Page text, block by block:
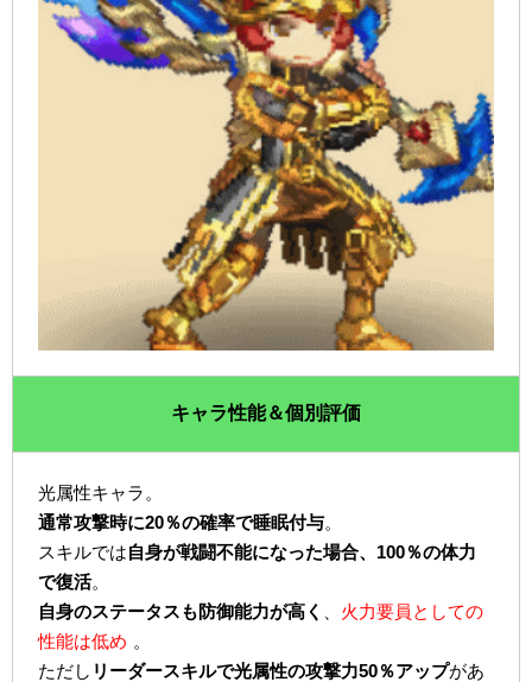
キャラ性能＆個別評価
光属性キャラ。
通常攻撃時に20％の確率で睡眠付与。
スキルでは自身が戦闘不能になった場合、100％の体力
で復活。
自身のステータスも防御能力が高く
火力要員としての
性能は低め 。
ただし リーダースキルで光属性の攻撃力50％アップがあ